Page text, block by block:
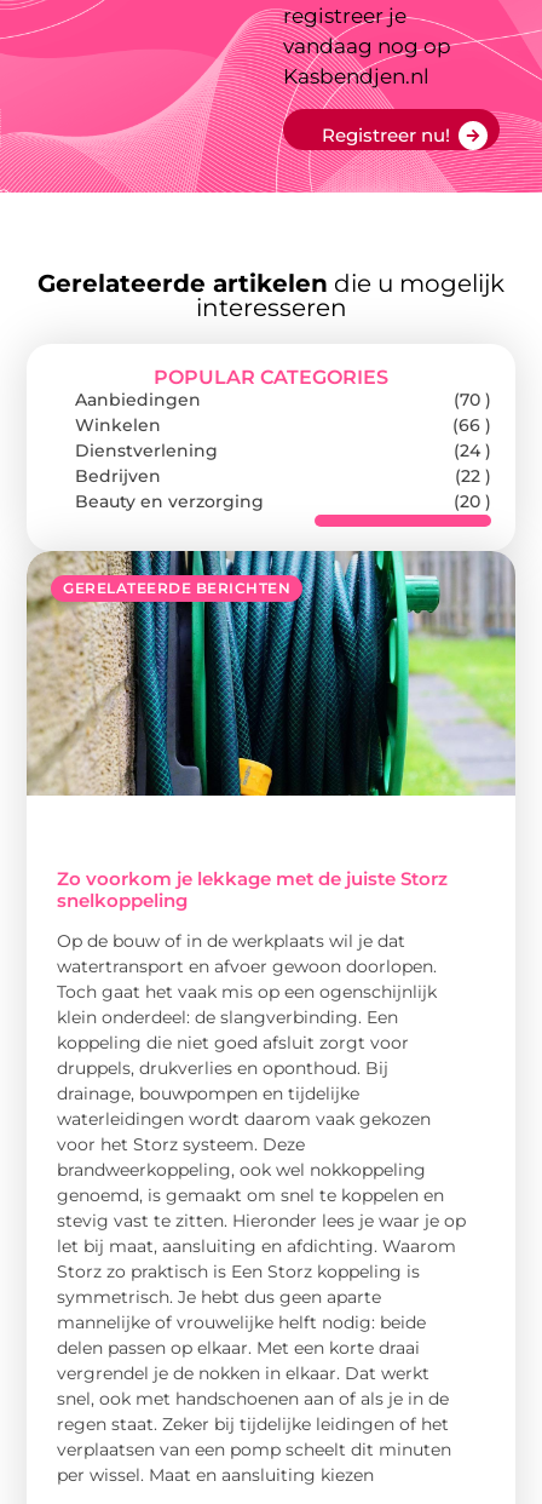
registreer je
vandaag nog op
Kasbendjen.nl
Registreer nu!
Gerelateerde artikelen die u mogelijk
interesseren
GERELATEERDE BERICHTEN
Zo voorkom je lekkage met de juiste Storz
snelkoppeling
Op de bouw of in de werkplaats wil je dat
watertransport en afvoer gewoon doorlopen.
Toch gaat het vaak mis op een ogenschijnlijk
klein onderdeel: de slangverbinding. Een
koppeling die niet goed afsluit zorgt voor
druppels, drukverlies en oponthoud. Bij
drainage, bouwpompen en tijdelijke
waterleidingen wordt daarom vaak gekozen
voor het Storz systeem. Deze
brandweerkoppeling, ook wel nokkoppeling
genoemd, is gemaakt om snel te koppelen en
stevig vast te zitten. Hieronder lees je waar je op
let bij maat, aansluiting en afdichting. Waarom
Storz zo praktisch is Een Storz koppeling is
symmetrisch. Je hebt dus geen aparte
mannelijke of vrouwelijke helft nodig: beide
delen passen op elkaar. Met een korte draai
vergrendel je de nokken in elkaar. Dat werkt
snel, ook met handschoenen aan of als je in de
regen staat. Zeker bij tijdelijke leidingen of het
verplaatsen van een pomp scheelt dit minuten
per wissel. Maat en aansluiting kiezen
POPULAR CATEGORIES
Aanbiedingen
(70 )
Winkelen
(66 )
Dienstverlening
(24 )
Bedrijven
(22 )
Beauty en verzorging
(20 )